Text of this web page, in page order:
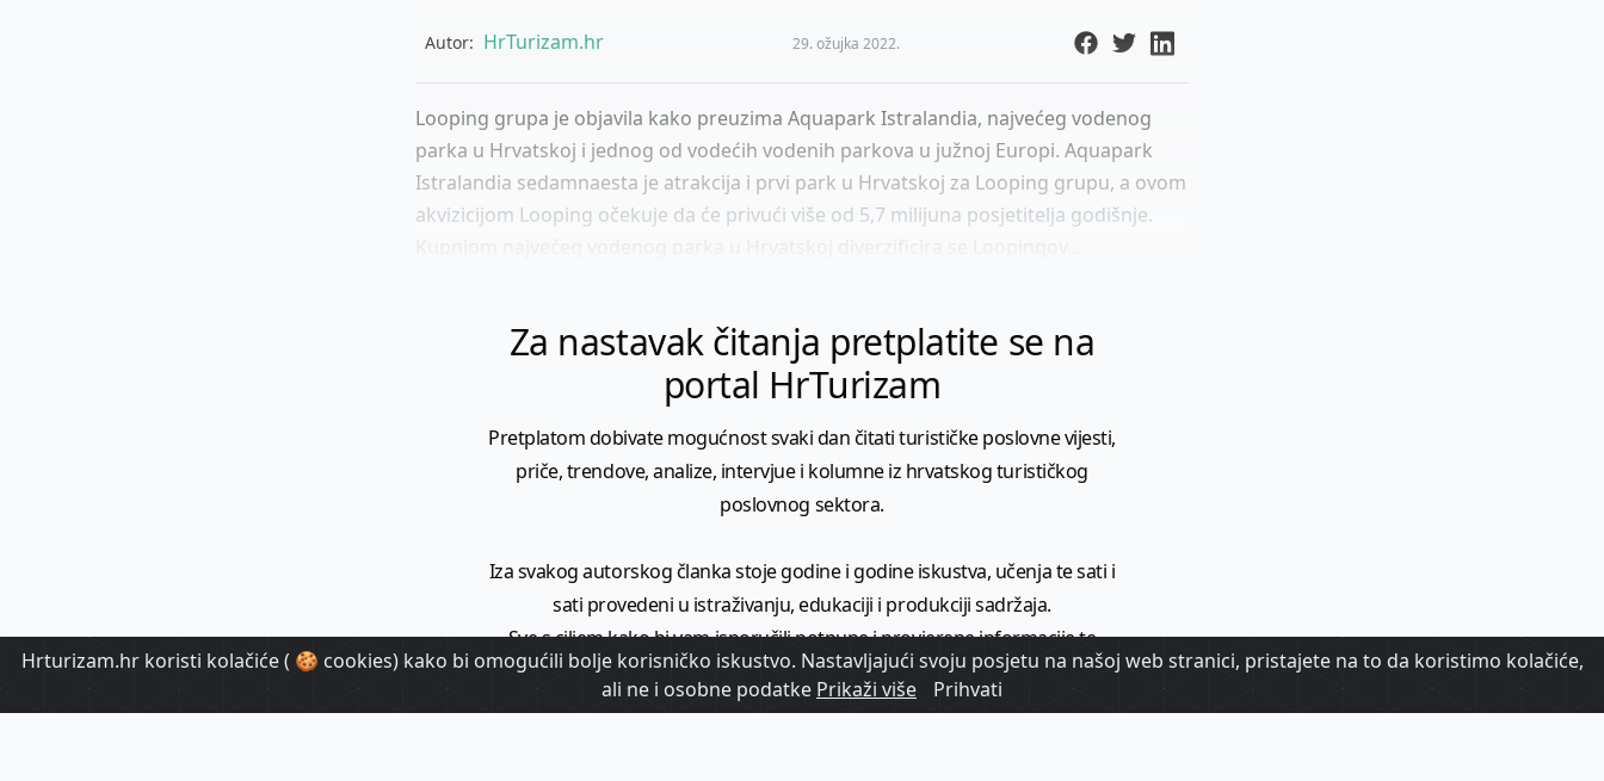
Autor: HrTurizam.hr 29. ožujka 2022.
Looping grupa je objavila kako preuzima Aquapark Istralandia, najvećeg vodenog
parka u Hrvatskoj i jednog od vodećih vodenih parkova u južnoj Europi. Aquapark
Istralandia sedamnaesta je atrakcija i prvi park u Hrvatskoj za Looping grupu, a ovom
akvizicijom Looping očekuje da će privući više od 5,7 milijuna posjetitelja godišnje.
Za nastavak čitanja pretplatite se na
portal HrTurizam
Pretplatom dobivate mogućnost svaki dan čitati turističke poslovne vijesti,
priče, trendove, analize, intervjue i kolumne iz hrvatskog turističkog
poslovnog sektora.
Iza svakog autorskog članka stoje godine i godine iskustva, učenja te sati i
sati provedeni u istraživanju, edukaciji i produkciji sadržaja.
Sve s ciljem kako bi vam isporučili potpune i provjerene informacije te
donijeli širi kontekst turističkih vijesti i trendova.
Hrturizam.hr koristi kolačiće ( 🍪 cookies) kako bi omogućili bolje korisničko iskustvo. Nastavljajući svoju posjetu na našoj web stranici, pristajete na to da koristimo kolačiće,
ali ne i osobne podatke Prikaži više Prihvati